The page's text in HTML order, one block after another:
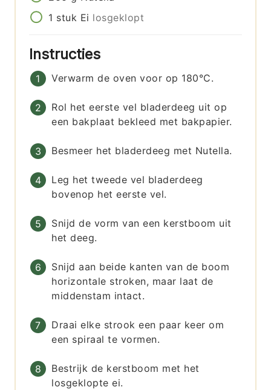
1 stuk Ei losgeklopt
Instructies
Verwarm de oven voor op 180°C.
Rol het eerste vel bladerdeeg uit op
een bakplaat bekleed met bakpapier.
Besmeer het bladerdeeg met Nutella.
Leg het tweede vel bladerdeeg
bovenop het eerste vel.
Snijd de vorm van een kerstboom uit
het deeg.
Snijd aan beide kanten van de boom
horizontale stroken, maar laat de
middenstam intact.
Draai elke strook een paar keer om
een spiraal te vormen.
Bestrijk de kerstboom met het
losgeklopte ei.